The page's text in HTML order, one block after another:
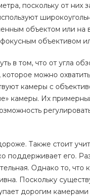
поскольку от
объектом или на
объективом
в том, что от угла
можно
камеры с
камеры. Их
Также стоит
поддерживает его.
Однако то, что
Поскольку
дорогим